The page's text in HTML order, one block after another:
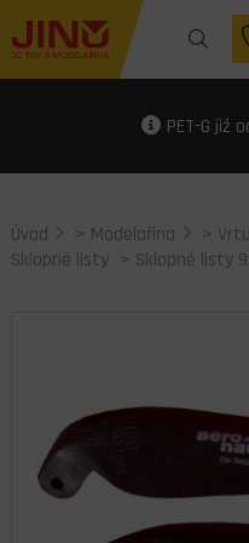
PET-G již
Úvod > Modelařina >
Sklopné listy > Sklopné listy